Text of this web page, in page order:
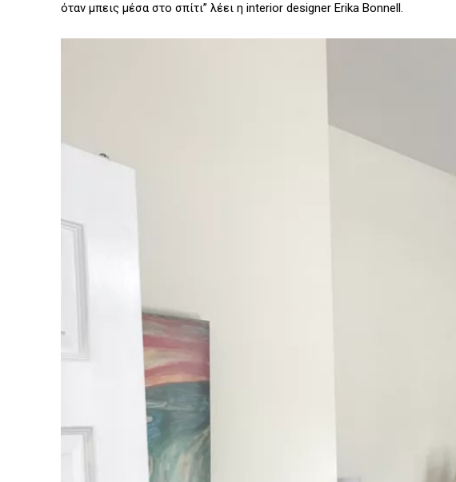
όταν μπεις μέσα στο σπίτι” λέει η interior designer Erika Bonnell.